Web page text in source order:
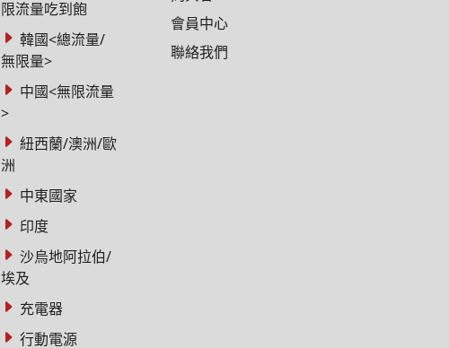
限流量吃到飽
韓國<總流量/
無限量>
中國<無限流量
>
紐西蘭/澳洲/歐
洲
中東國家
印度
沙烏地阿拉伯/
埃及
充電器
行動電源
會員中心
聯絡我們